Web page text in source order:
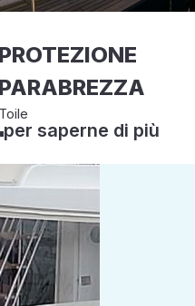
PROTEZIONE
PARABREZZA
Toile
per saperne di più